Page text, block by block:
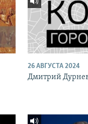
26 АВГУСТА 2024
Дмитрий